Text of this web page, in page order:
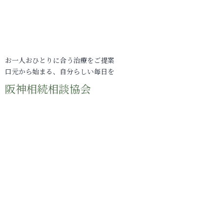
お一人おひとりに合う治療をご提案
口元から始まる、自分らしい毎日を
阪神相続相談協会